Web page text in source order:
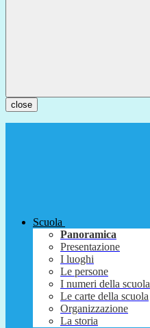
close
Scuola
Panoramica
Presentazione
I luoghi
Le persone
I numeri della scuola
Le carte della scuola
Organizzazione
La storia